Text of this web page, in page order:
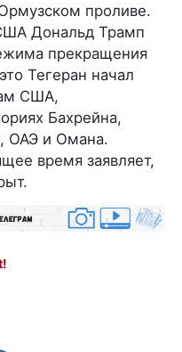
проливе.
Дональд Трамп
прекращения
Тегеран начал
США,
Бахрейна,
ОАЭ и Омана.
время заявляет,